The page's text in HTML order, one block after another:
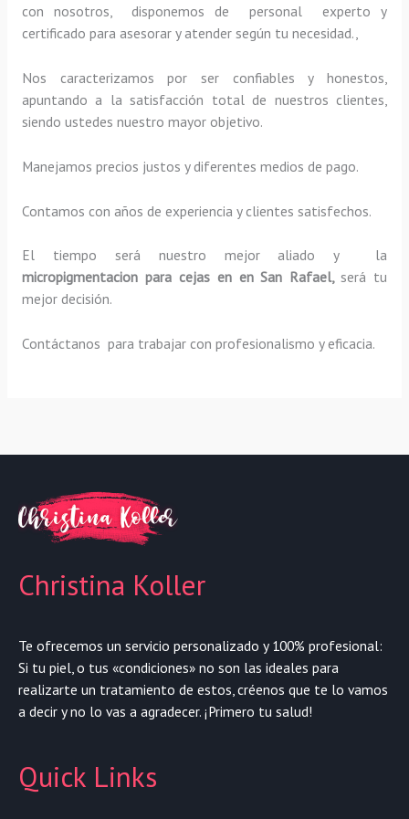
con nosotros, disponemos de personal experto y
certificado para asesorar y atender según tu necesidad.,
Nos caracterizamos por ser confiables y honestos,
apuntando a la satisfacción total de nuestros clientes,
siendo ustedes nuestro mayor objetivo.
Manejamos precios justos y diferentes medios de pago.
Contamos con años de experiencia y clientes satisfechos.
El tiempo será nuestro mejor aliado y la
micropigmentacion para cejas en en San Rafael,será tu
mejor decisión.
Contáctanos para trabajar con profesionalismo y eficacia.
Christina Koller
Te ofrecemos un servicio personalizado y 100% profesional:
Si tu piel, o tus «condiciones» no son las ideales para
realizarte un tratamiento de estos, créenos que te lo vamos
a decir y no lo vas a agradecer. ¡Primero tu salud!
Quick Links